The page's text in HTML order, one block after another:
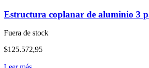
Estructura coplanar de aluminio 3
Fuera de stock
$125.572,95